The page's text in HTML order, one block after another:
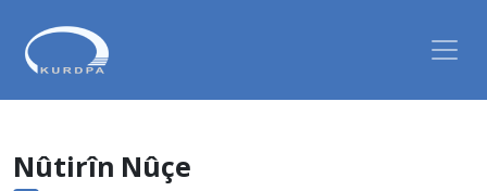
Nûtirîn Nûçe